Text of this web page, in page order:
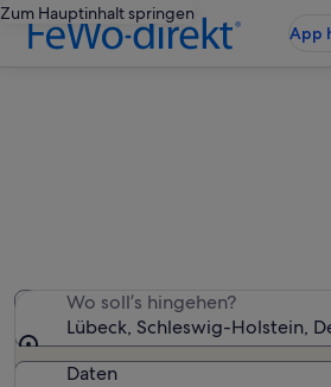
Zum Hauptinhalt springen
App
Wo soll’s hingehen?
Lübeck, Schleswig-Holstein,
Daten